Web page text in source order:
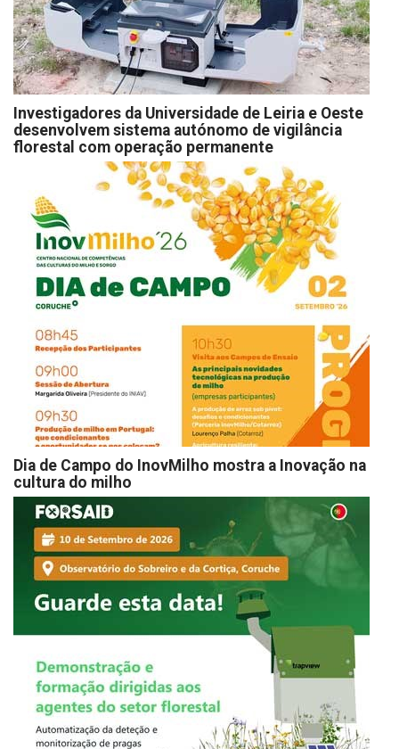
Investigadores da Universidade de Leiria e Oeste
desenvolvem sistema autónomo de vigilância
florestal com operação permanente
Dia de Campo do InovMilho mostra a Inovação na
cultura do milho